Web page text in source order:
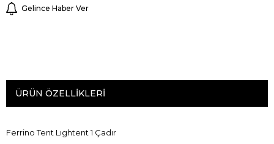
Gelince Haber Ver
ÜRÜN ÖZELLIKLERI
Ferrino Tent Lıghtent 1 Çadır